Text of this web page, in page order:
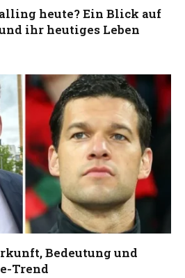
heute? Ein Blick auf
ihr heutiges Leben
Bedeutung und
Trend